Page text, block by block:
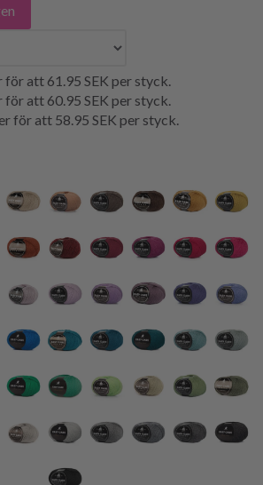
för att 61.95 SEK per styck.
för att 60.95 SEK per styck.
för att 58.95 SEK per styck.